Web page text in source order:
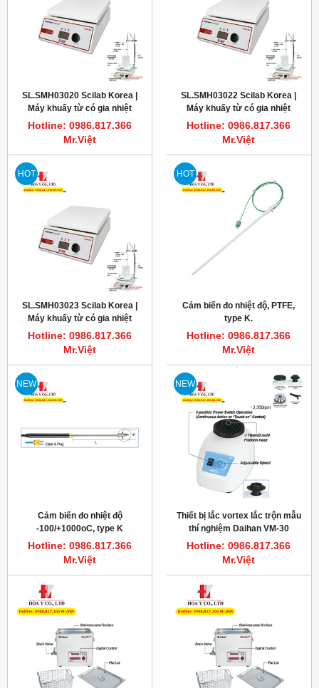
SL.SMH03020 Scilab Korea |
Máy khuấy từ có gia nhiệt
phòng thí nghiệm, SMSH-20D
Hotline: 0986.817.366
Mr.Việt
SL.SMH03022 Scilab Korea |
Máy khuấy từ có gia nhiệt
phòng thí nghiệm, SMSH-30D
Hotline: 0986.817.366
Mr.Việt
HOT
SL.SMH03023 Scilab Korea |
Máy khuấy từ có gia nhiệt
phòng thí nghiệm, SMSH-30D-
Set
Hotline: 0986.817.366
Mr.Việt
HOT
Cảm biến đo nhiệt độ, PTFE,
type K.
Hotline: 0986.817.366
Mr.Việt
NEW
Cảm biến đo nhiệt độ
-100/+1000oC, type K
Hotline: 0986.817.366
Mr.Việt
NEW
Thiết bị lắc vortex lắc trộn mẫu
thí nghiệm Daihan VM-30
Hotline: 0986.817.366
Mr.Việt